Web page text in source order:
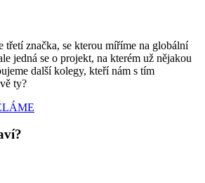
třetí značka, se kterou míříme na globální
jedná se o projekt, na kterém už nějakou
další kolegy, kteří nám s tím
ty?